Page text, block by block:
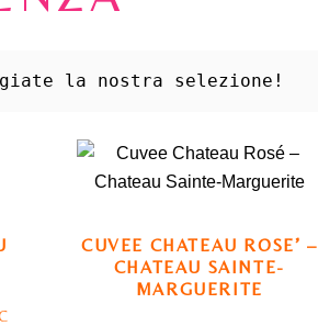
la nostra selezione!
CUVEE CHATEAU ROSE’ –
CHATEAU SAINTE-
MARGUERITE